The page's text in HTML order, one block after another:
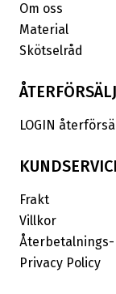
Om oss
Material
Skötselråd
LOGIN
Frakt
Villkor
Privacy Policy